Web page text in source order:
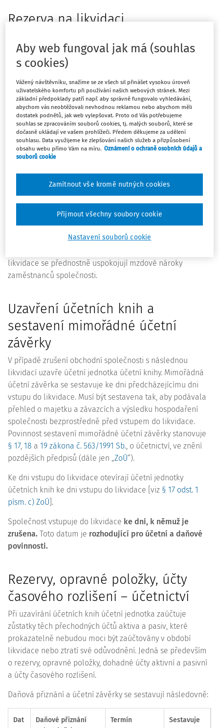
Rezerva na likvidaci
povinnosti budoucí likvidace. V úvahu připadá nejen
povinnost likvidace určitého aktiva účetní jednotky, ale i
souběhu obou skutečností se výše rezervy k rozvahovému
dni stanoví vždy jako součet rezervy na likvidaci aktiva a
rezervy na likvidaci následků činnosti. Podstatu a logiku
tvorby rezervy na likvidace stanoví Interpretace Národní
účetní rady č. 34 – Rezervy na likvidace.
souvislosti s účetnictvím
Likvidátor má povinnost ke dni vstupu do likvidace
sestavit zahajovací likvidační účetní rozvahu a soupis
jměnía tento soupis zaslat na vyžádání společníkům nebo
věřitelům společnosti. Dalším z mnoha úkolů likvidátora je
likvidace se přednostně uspokojují mzdové nároky
zaměstnanců společnosti.
Uzavření účetních knih a
sestavení mimořádné účetní
závěrky
V případě zrušení obchodní společnosti s následnou
likvidací uzavře účetní jednotka účetní knihy. Mimořádná
účetní závěrka se sestavuje ke dni předcházejícímu dni
vstupu do likvidace. Musí být sestavena tak, aby podávala
přehled o majetku a závazcích a výsledku hospodaření
společnosti bezprostředně před vstupem do likvidace.
Povinnost sestavení mimořádné účetní závěrky stanovuje
§ 17, 18 a 19 zákona č. 563/1991 Sb., o účetnictví, ve znění
pozdějších předpisů (dále jen „ZoÚ“).
Ke dni vstupu do likvidace otevírají účetní jednotky
účetních knih ke dni vstupu do likvidace [viz § 17 odst. 1
písm. c) ZoÚ ].
Společnost vstupuje do likvidace ke dni, k němuž je
zrušena. Toto datum je rozhodující pro účetní a daňové
povinnosti.
Rezervy, opravné položky, účty
časového rozlišení – účetnictví
Při uzavírání účetních knih účetní jednotka zaúčtuje
zůstatky těch přechodných účtů aktiva a pasiv, které
prokazatelně nebudou moci být zaúčtovány v období
likvidace nebo ztratí své odůvodnění. Jedná se především
o rezervy, opravné položky, dohadné účty aktivní a pasivní
a účty časového rozlišení.
Daňová přiznání a účetní závěrky se sestavují následovně:
Dat
Daňové přiznání
Termín Sestavuje
Aby web fungoval jak má (souhlas
s cookies)
Vážený návštěvníku, snažíme se ze všech sil přinášet vysokou úroveň
uživatelského komfortu při používání našich webových stránek. Mezi
základní předpoklady patří např. aby správně fungovalo vyhledávání,
abychom vás neobtěžovali nevhodnou reklamou nebo abychom měli
dostatek podnětů, jak web vylepšovat. Proto od Vás potřebujeme
souhlas se zpracováním souborů cookies, tj. malých souborů, které se
dočasně ukládají ve vašem prohlížeči. Předem děkujeme za udělení
souhlasu. Data využijeme ke zlepšování našich služeb a přizpůsobení
obsahu webu přímo Vám na míru. Oznámení o ochraně osobních údajů a
souborů cookie
Nastavení souborů cookie
Zamítnout vše kromě nutných cookies
Přijmout všechny soubory cookie